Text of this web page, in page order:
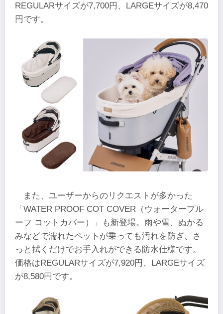
REGULARサイズが7,700円、LARGEサイズが8,470
円です。
また、ユーザーからのリクエストが多かった
「WATER PROOF COT COVER（ウォータープル
ーフ コットカバー）」も新登場。雨や雪、ぬかる
みなどで濡れたペットが乗っても汚れを防ぎ、さ
っと拭くだけでお手入れができる防水仕様です。
価格はREGULARサイズが7,920円、LARGEサイズ
が8,580円です。